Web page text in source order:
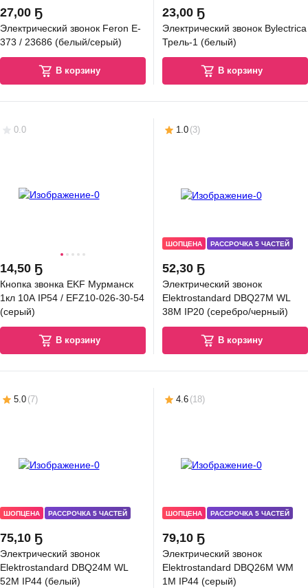
,55 Ҕ
с рамкой Systeme (Schneider) Electric Glossa GSL000143 с
+ GSL000101 (белый/белый)
В корзину
5.0(10)
с рамкой Systeme (Schneider) Electric AtlasDesign ATN001041 +
(карбон/карбон)
В корзину
с рамкой Systeme (Schneider) Electric AtlasDesign ATN000141 +
(белый/белый)
27,00 Ҕ
Электрический звонок Feron E-
373 / 23686 (белый/серый)
В корзину
23,00 Ҕ
Электрический звонок Bylectrica
Трель-1 (белый)
В корзину
0.0
14,50 Ҕ
Кнопка звонка EKF Мурманск
1кл 10А IP54 / EFZ10-026-30-54
(серый)
В корзину
1.0 (3)
ШОПЦЕНА РАССРОЧКА 5 ЧАСТЕЙ
52,30 Ҕ
Электрический звонок
Elektrostandard DBQ27M WL
38M IP20 (серебро/черный)
В корзину
5.0 (7)
ШОПЦЕНА РАССРОЧКА 5 ЧАСТЕЙ
75,10 Ҕ
Электрический звонок
Elektrostandard DBQ24M WL
52M IP44 (белый)
4.6 (18)
ШОПЦЕНА РАССРОЧКА 5 ЧАСТЕЙ
79,10 Ҕ
Электрический звонок
Elektrostandard DBQ26M WM
1M IP44 (серый)